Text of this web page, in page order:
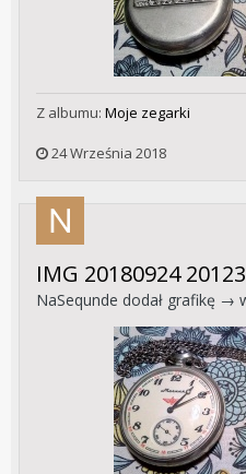
Z albumu: Moje zegarki
24 Września 2018
IMG 20180924
NaSequnde dodał grafikę →